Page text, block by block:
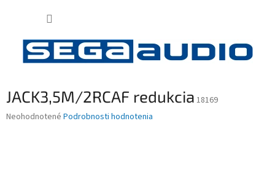
JACK3,5M/2RCAF redukcia 18169
Priemerné
Neohodnotené Podrobnosti hodnotenia